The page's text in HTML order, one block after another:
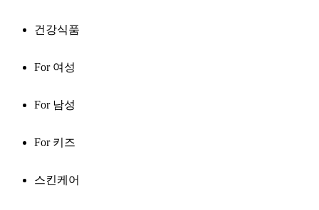
건강식품
For 여성
For 남성
For 키즈
스킨케어